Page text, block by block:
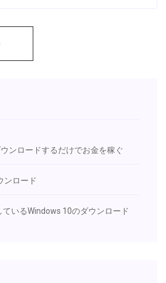
ンロードするだけでお金を稼ぐ
ンロード
ているWindows 10のダウンロード